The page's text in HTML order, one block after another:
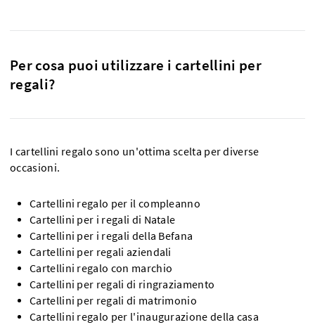
Per cosa puoi utilizzare i cartellini per
regali?
I cartellini regalo sono un'ottima scelta per diverse
occasioni.
Cartellini regalo per il compleanno
Cartellini per i regali di Natale
Cartellini per i regali della Befana
Cartellini per regali aziendali
Cartellini regalo con marchio
Cartellini per regali di ringraziamento
Cartellini per regali di matrimonio
Cartellini regalo per l'inaugurazione della casa